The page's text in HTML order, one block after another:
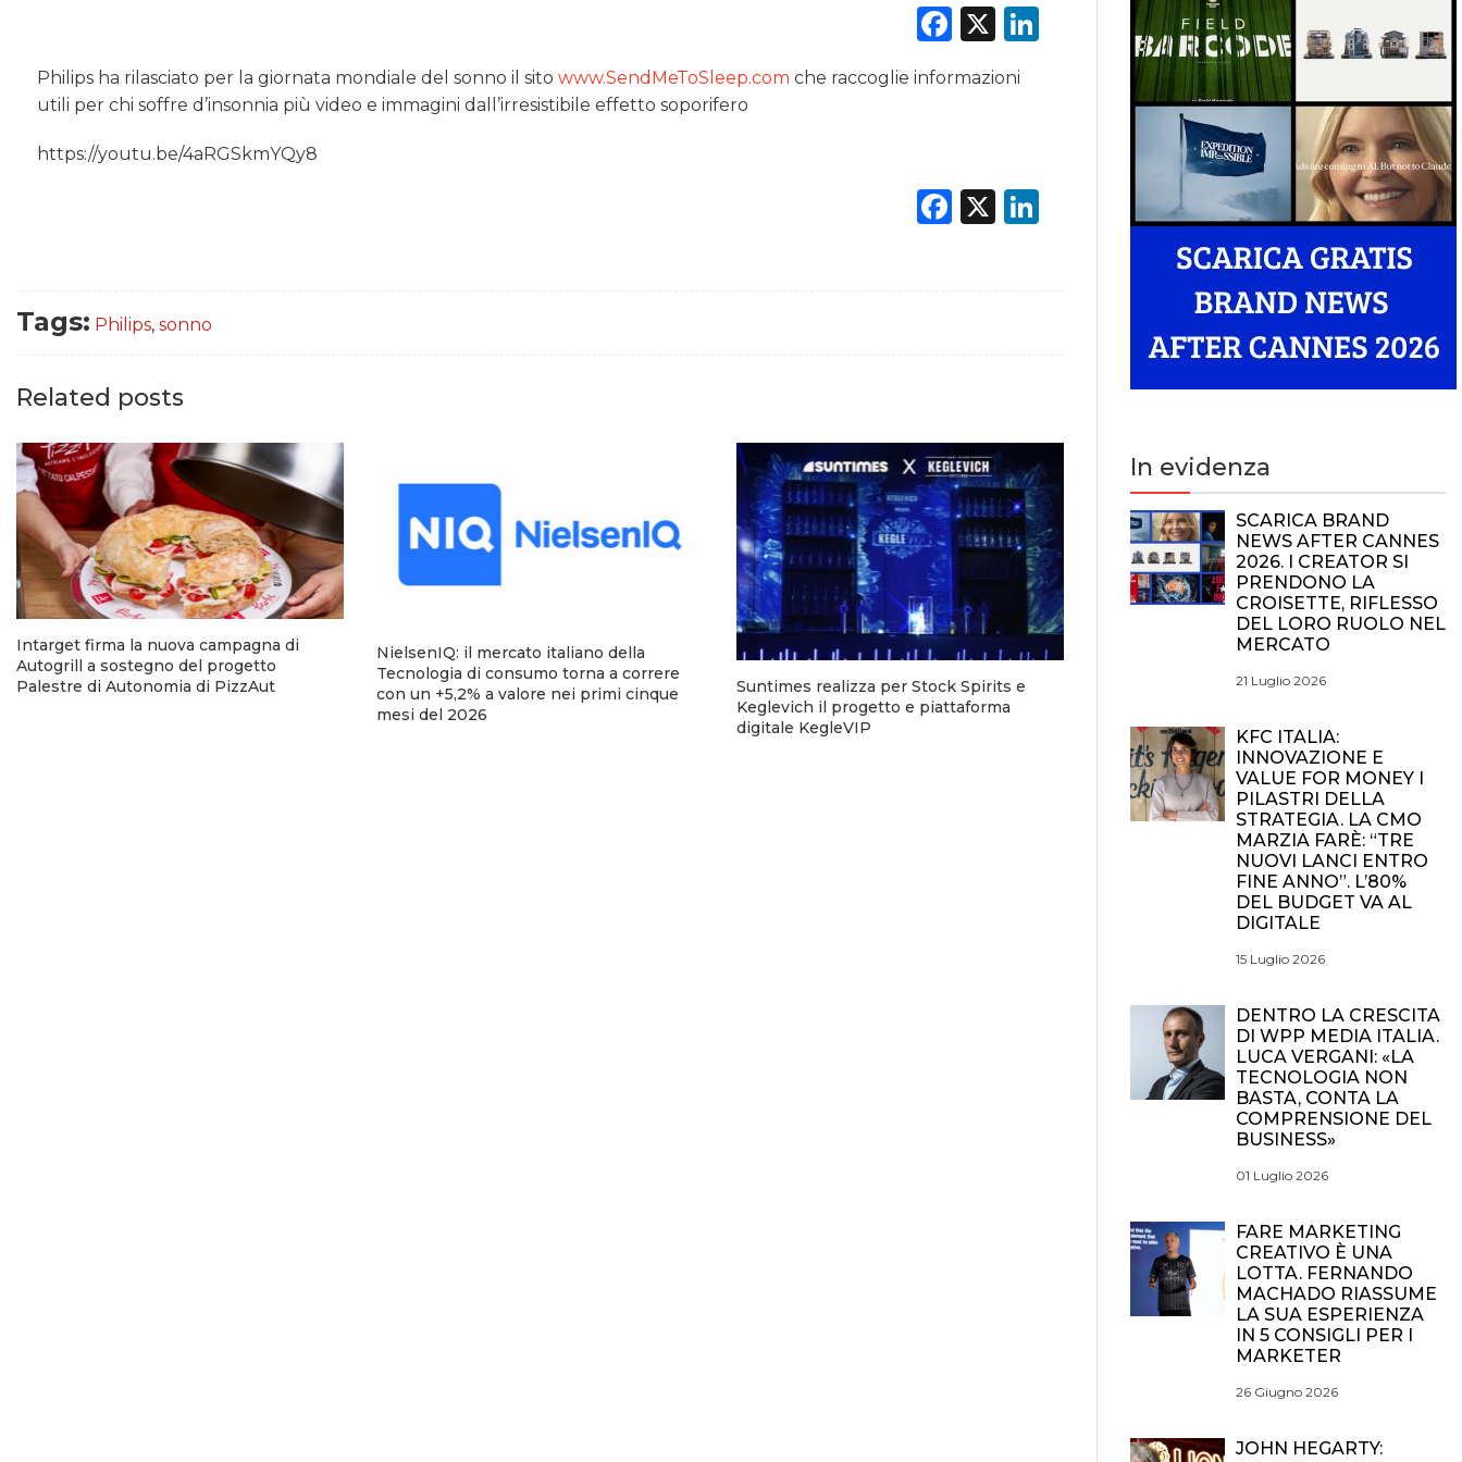
DATI
Facebook
X LinkedIn
Philips ha rilasciato per la giornata mondiale del sonno il sitowww.SendMeToSleep.com che raccoglie informazioni
utili per chi soffre d’insonnia più video e immagini dall’irresistibile effetto soporifero
https://youtu.be/4aRGSkmYQy8
Facebook
X LinkedIn
Tags: Philips, sonno
Related posts
Intarget firma la nuova campagna di
Autogrill a sostegno del progetto
Palestre di Autonomia di PizzAut
NielsenIQ: il mercato italiano della
Tecnologia di consumo torna a correre
con un +5,2% a valore nei primi cinque
mesi del 2026
Suntimes realizza per Stock Spirits e
Keglevich il progetto e piattaforma
digitale KegleVIP
In evidenza
SCARICA BRAND
NEWS AFTER CANNES
2026. I CREATOR SI
PRENDONO LA
CROISETTE, RIFLESSO
DEL LORO RUOLO NEL
MERCATO
21 Luglio 2026
KFC ITALIA:
INNOVAZIONE E
VALUE FOR MONEY I
PILASTRI DELLA
STRATEGIA. LA CMO
MARZIA FARÈ: “TRE
NUOVI LANCI ENTRO
FINE ANNO”. L’80%
DEL BUDGET VA AL
DIGITALE
15 Luglio 2026
DENTRO LA CRESCITA
DI WPP MEDIA ITALIA.
LUCA VERGANI: «LA
TECNOLOGIA NON
BASTA, CONTA LA
COMPRENSIONE DEL
BUSINESS»
01 Luglio 2026
FARE MARKETING
CREATIVO È UNA
LOTTA. FERNANDO
MACHADO RIASSUME
LA SUA ESPERIENZA
IN 5 CONSIGLI PER I
MARKETER
26 Giugno 2026
JOHN HEGARTY: